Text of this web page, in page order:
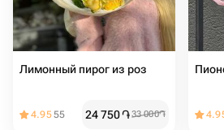
Лимонный пирог из роз
4.9555 24 750֏33 000֏